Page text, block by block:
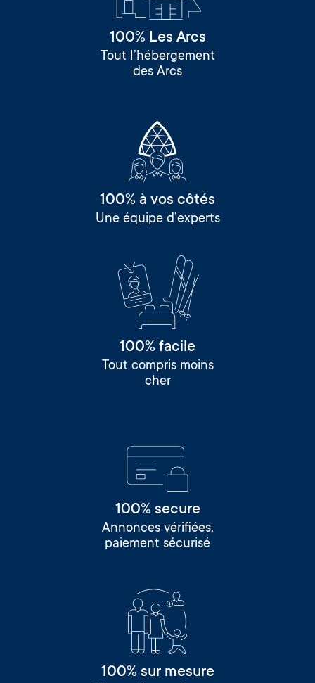
100% Les Arcs
Tout l’hébergement
des Arcs
100% à vos côtés
Une équipe d’experts
100% facile
Tout compris moins
cher
100% secure
Annonces vérifiées,
paiement sécurisé
100% sur mesure